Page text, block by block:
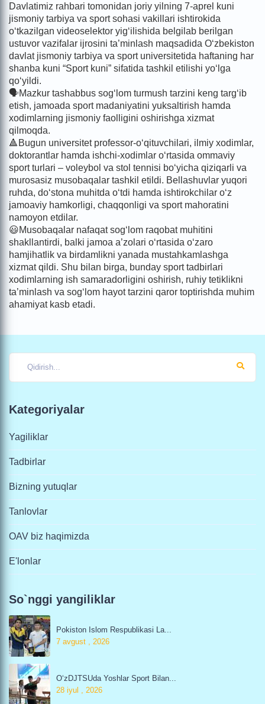
Davlatimiz rahbari tomonidan joriy yilning 7-aprel kuni
jismoniy tarbiya va sport sohasi vakillari ishtirokida
o‘tkazilgan videoselektor yig‘ilishida belgilab berilgan
ustuvor vazifalar ijrosini ta’minlash maqsadida O‘zbekiston
davlat jismoniy tarbiya va sport universitetida haftaning har
shanba kuni “Sport kuni” sifatida tashkil etilishi yo‘lga
qo‘yildi.
🗣️Mazkur tashabbus sog‘lom turmush tarzini keng targ‘ib
etish, jamoada sport madaniyatini yuksaltirish hamda
xodimlarning jismoniy faolligini oshirishga xizmat
qilmoqda.
🔺Bugun universitet professor-o‘qituvchilari, ilmiy xodimlar,
doktorantlar hamda ishchi-xodimlar o‘rtasida ommaviy
sport turlari – voleybol va stol tennisi bo‘yicha qiziqarli va
murosasiz musobaqalar tashkil etildi. Bellashuvlar yuqori
ruhda, do‘stona muhitda o‘tdi hamda ishtirokchilar o‘z
jamoaviy hamkorligi, chaqqonligi va sport mahoratini
namoyon etdilar.
😃Musobaqalar nafaqat sog‘lom raqobat muhitini
shakllantirdi, balki jamoa a’zolari o‘rtasida o‘zaro
hamjihatlik va birdamlikni yanada mustahkamlashga
xizmat qildi. Shu bilan birga, bunday sport tadbirlari
xodimlarning ish samaradorligini oshirish, ruhiy tetiklikni
ta’minlash va sog‘lom hayot tarzini qaror toptirishda muhim
ahamiyat kasb etadi.
Kategoriyalar
Yagiliklar
Tadbirlar
Bizning yutuqlar
Tanlovlar
OAV biz haqimizda
E'lonlar
So`nggi yangiliklar
Pokiston Islom Respublikasi La...
7 avgust , 2026
O‘zDJTSUda Yoshlar Sport Bilan...
28 iyul , 2026